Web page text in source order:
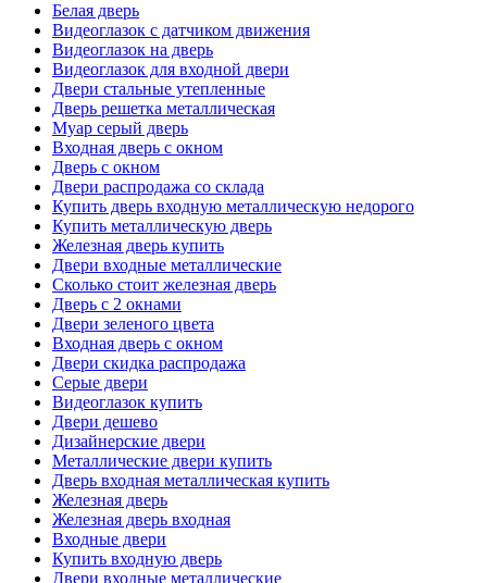
Белая дверь
Видеоглазок с датчиком движения
Видеоглазок на дверь
Видеоглазок для входной двери
Двери стальные утепленные
Дверь решетка металлическая
Муар серый дверь
Входная дверь с окном
Дверь с окном
Двери распродажа со склада
Купить дверь входную металлическую недорого
Купить металлическую дверь
Железная дверь купить
Двери входные металлические
Сколько стоит железная дверь
Дверь с 2 окнами
Двери зеленого цвета
Входная дверь с окном
Двери скидка распродажа
Серые двери
Видеоглазок купить
Двери дешево
Дизайнерские двери
Металлические двери купить
Дверь входная металлическая купить
Железная дверь
Железная дверь входная
Входные двери
Купить входную дверь
Двери входные металлические